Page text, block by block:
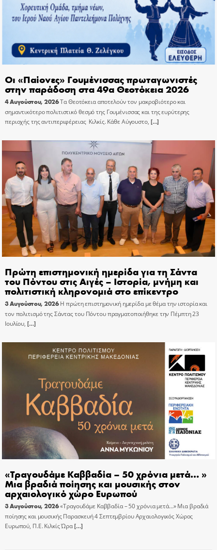
Οι «Παίονες» Γουμένισσας πρωταγωνιστές
στην παράδοση στα 49α Θεοτόκεια 2026
4 Αυγούστου, 2026Τα Θεοτόκεια αποτελούν τον μακροβιότερο και
σημαντικότερο πολιτιστικό θεσμό της Γουμένισσας και της ευρύτερης
περιοχής της αντιπεριφέρειας Κιλκίς. Κάθε Αύγουστο, […]
Πρώτη επιστημονική ημερίδα για τη Σάντα
του Πόντου στις Αιγές – Ιστορία, μνήμη και
πολιτιστική κληρονομιά στο επίκεντρο
3 Αυγούστου, 2026 Η πρώτη επιστημονική ημερίδα με θέμα την ιστορία και
τον πολιτισμό της Σάντας του Πόντου πραγματοποιήθηκε την Πέμπτη 23
Ιουλίου, […]
«Τραγουδάμε Καββαδία – 50 χρόνια μετά… »
Μια βραδιά ποίησης και μουσικής στον
αρχαιολογικό χώρο Ευρωπού
3 Αυγούστου, 2026«Τραγουδάμε Καββαδία – 50 χρόνια μετά…» Μια βραδιά
ποίησης και μουσικής Παρασκευή 4 Σεπτεμβρίου Αρχαιολογικός Χώρος
Ευρωπού, Π.Ε. Κιλκίς Ώρα[…]